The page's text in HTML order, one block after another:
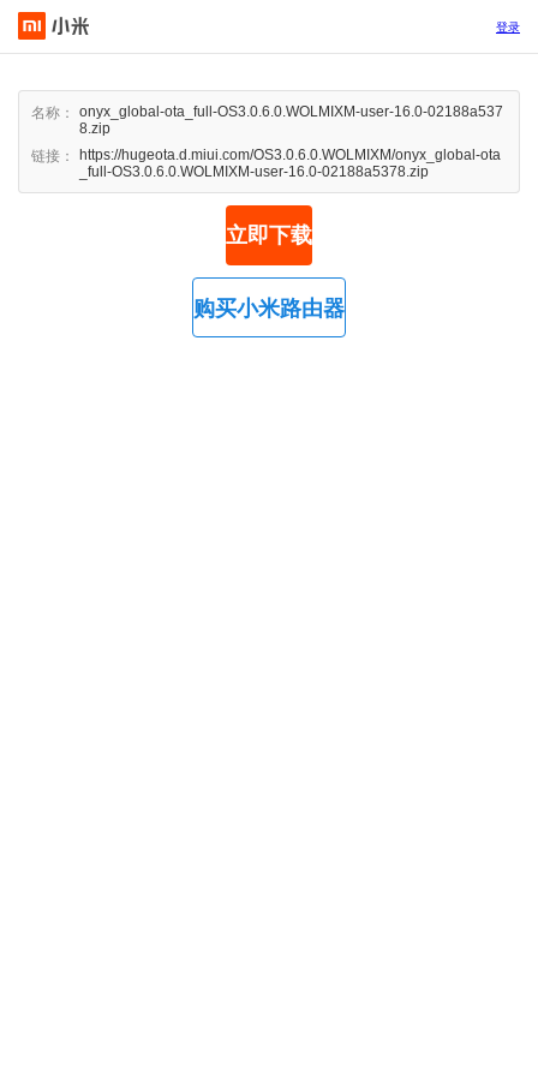
登录
名称：
onyx_global-ota_full-OS3.0.6.0.WOLMIXM-user-16.0-02188a537
8.zip
链接：
https://hugeota.d.miui.com/OS3.0.6.0.WOLMIXM/onyx_global-ota
_full-OS3.0.6.0.WOLMIXM-user-16.0-02188a5378.zip
立即下载
购买小米路由器